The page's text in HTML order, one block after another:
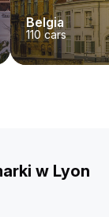
Belgia
110 cars
w Lyon